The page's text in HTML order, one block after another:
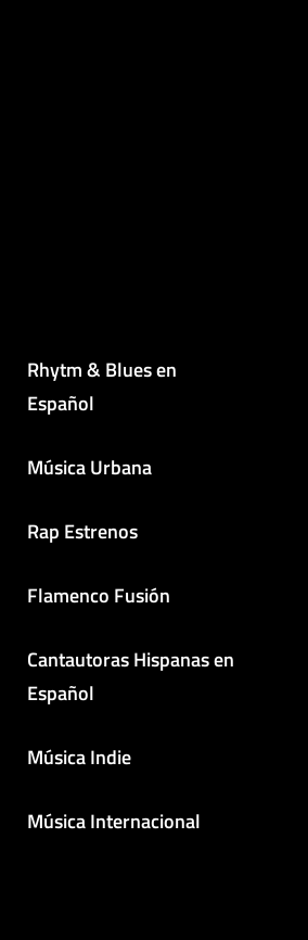
Rhytm & Blues en
Español
Música Urbana
Rap Estrenos
Flamenco Fusión
Cantautoras Hispanas en
Español
Música Indie
Música Internacional